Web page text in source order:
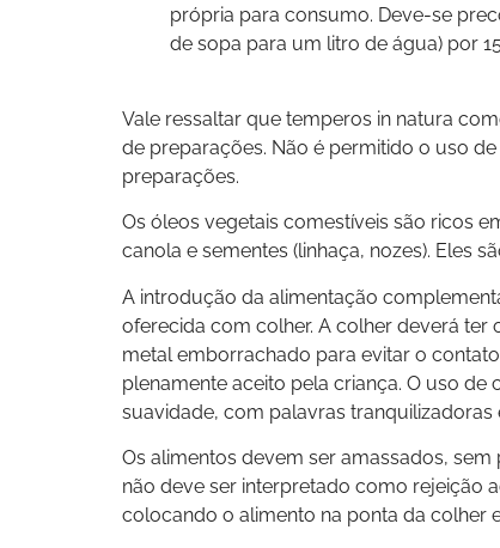
própria para consumo. Deve-se
de sopa para um litro de água) por
Vale ressaltar que temperos in natura
de preparações. Não é permitido o uso
preparações.
Os óleos vegetais comestíveis são ricos
canola e sementes (linhaça, nozes). Eles
A introdução da alimentação
oferecida com colher. A colher deverá
metal emborrachado para evitar o
plenamente aceito pela criança. O uso
suavidade, com palavras
Os alimentos devem ser amassados,
não deve ser interpretado como rejeição
colocando o alimento na ponta da colher